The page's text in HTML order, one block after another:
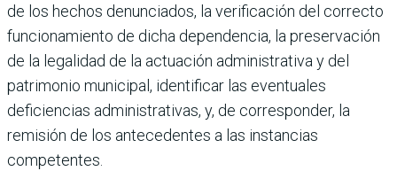
de los hechos denunciados, la verificación del correcto
funcionamiento de dicha dependencia, la preservación
de la legalidad de la actuación administrativa y del
patrimonio municipal, identificar las eventuales
deficiencias administrativas, y, de corresponder, la
remisión de los antecedentes a las instancias
competentes.